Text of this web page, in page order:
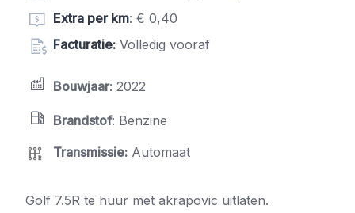
Extra per km: € 0,40
Facturatie: Volledig vooraf
Bouwjaar: 2022
Brandstof: Benzine
Transmissie: Automaat
Golf 7.5R te huur met akrapovic uitlaten.